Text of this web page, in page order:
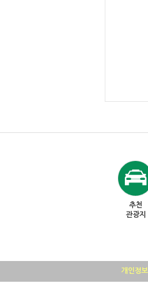
추천
관광지
개인정